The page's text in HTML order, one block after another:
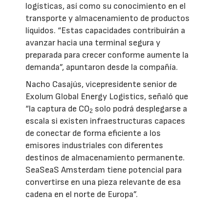
logísticas, así como su conocimiento en el
transporte y almacenamiento de productos
líquidos. “Estas capacidades contribuirán a
avanzar hacia una terminal segura y
preparada para crecer conforme aumente la
demanda”, apuntaron desde la compañía.
Nacho Casajús, vicepresidente senior de
Exolum Global Energy Logistics, señaló que
“la captura de CO2 solo podrá desplegarse a
escala si existen infraestructuras capaces
de conectar de forma eficiente a los
emisores industriales con diferentes
destinos de almacenamiento permanente.
SeaSeaS Amsterdam tiene potencial para
convertirse en una pieza relevante de esa
cadena en el norte de Europa”.